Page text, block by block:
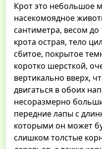
Крот это небольшое
насекомоядное
сантиметра, весом
крота острая, тело
сбитое, покрытое
коротко шерсткой,
вертикально вверх,
двигаться в обоих
несоразмерно
передние лапы с
которыми он может
слишком толстые